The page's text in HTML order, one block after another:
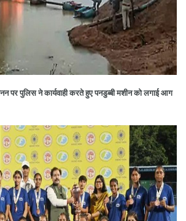
पर पुलिस ने कार्यवाही करते हुए पनडुब्बी मशीन को लगाई आग